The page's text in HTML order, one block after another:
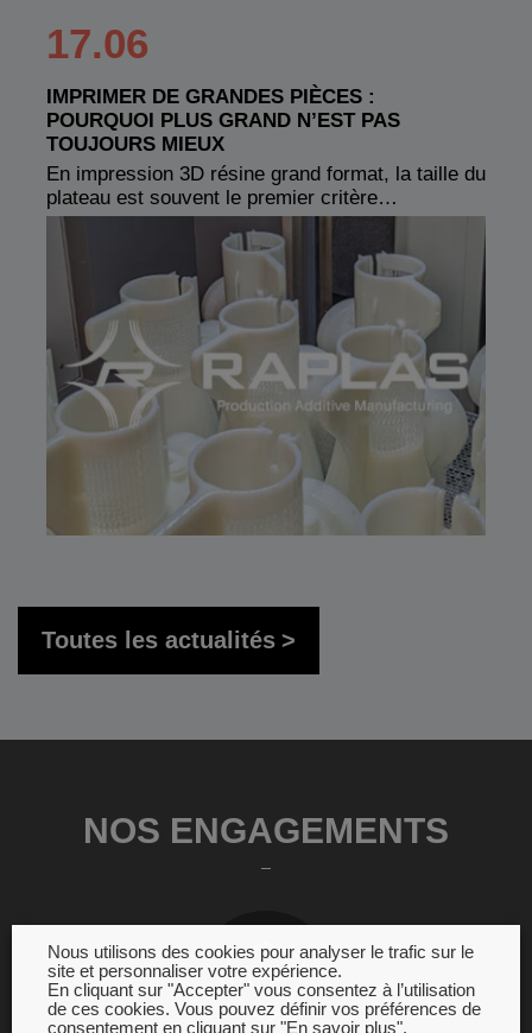
17.06
IMPRIMER DE GRANDES PIÈCES :
POURQUOI PLUS GRAND N’EST PAS
TOUJOURS MIEUX
En impression 3D résine grand format, la taille du
plateau est souvent le premier critère…
Toutes les actualités
NOS ENGAGEMENTS
Nous utilisons des cookies pour analyser le trafic sur le
site et personnaliser votre expérience.
En cliquant sur "Accepter" vous consentez à l’utilisation
de ces cookies. Vous pouvez définir vos préférences de
consentement en cliquant sur "En savoir plus".